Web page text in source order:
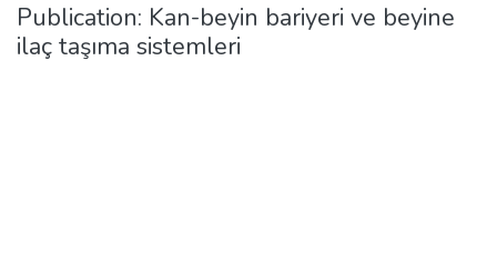
Publication: Kan-beyin bariyeri ve beyine
ilaç taşıma sistemleri